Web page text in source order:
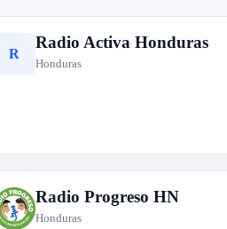
R
Radio Activa Honduras
Honduras
R
Radio Progreso HN
Honduras